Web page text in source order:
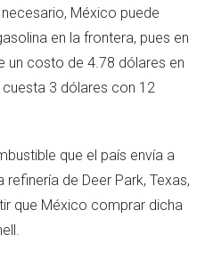
México puede
en la frontera, pues en
un costo de 4.78 dólares en
3 dólares con 12
que el país envía a
de Deer Park, Texas,
que México comprar dicha